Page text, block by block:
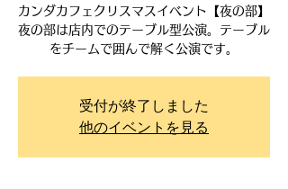
カンダカフェクリスマスイベント【夜の部】
夜の部は店内でのテーブル型公演。テーブル
をチームで囲んで解く公演です。
受付が終了しました
他のイベントを見る